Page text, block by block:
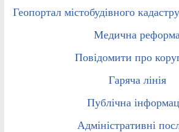
Геопортал містобудівного
Медична реформа
Повідомити про
Гаряча лінія
Публічна
Адміністративні